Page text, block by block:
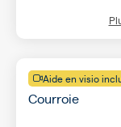
Aide en visio
Courroie